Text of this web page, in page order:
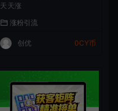
天天涨
涨粉引流
创优 0CY币